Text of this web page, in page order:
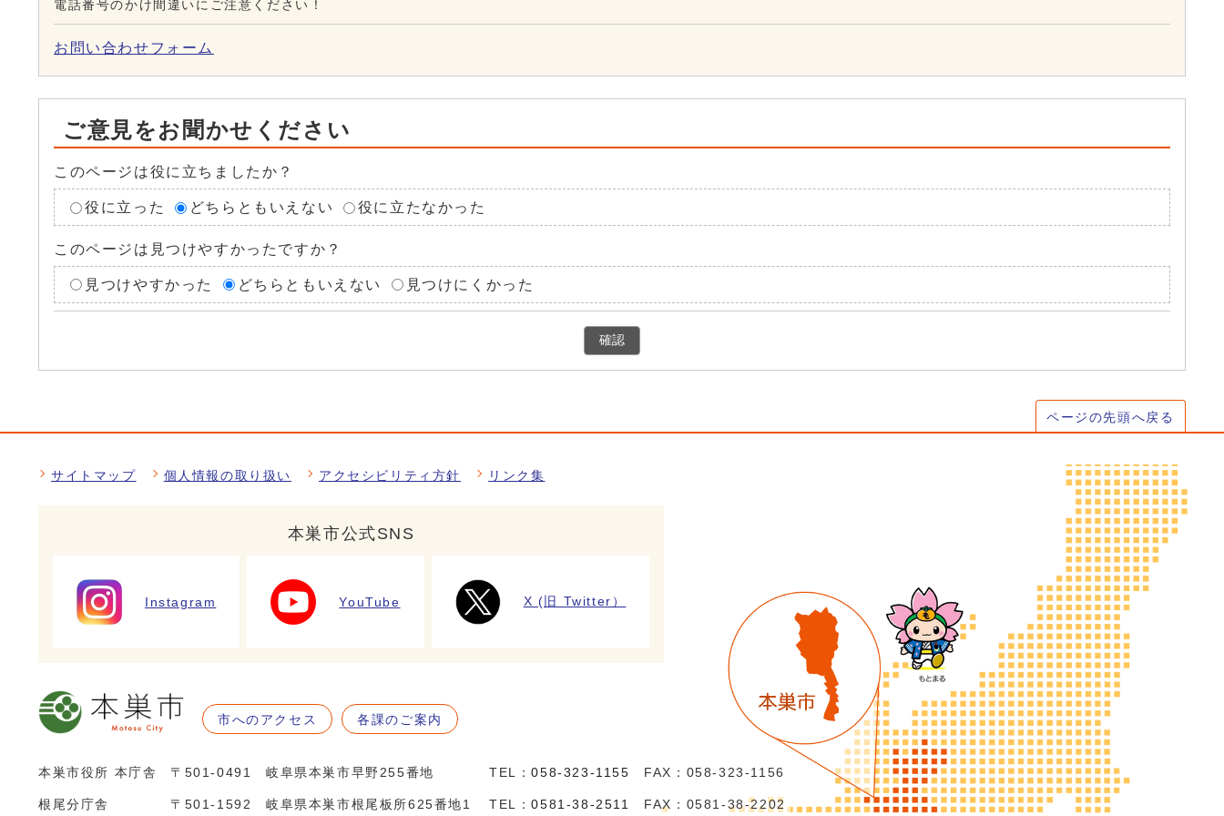
電話番号のかけ間違いにご注意ください！
お問い合わせフォーム
ご意見をお聞かせください
このページは役に立ちましたか？
役に立った どちらともいえない 役に立たなかった
このページは見つけやすかったですか？
見つけやすかった どちらともいえない 見つけにくかった
確認
ページの先頭へ戻る
サイトマップ 個人情報の取り扱い アクセシビリティ方針 リンク集
本巣市公式SNS
Instagram YouTube X (旧 Twitter）
市へのアクセス 各課のご案内
本巣市役所 本庁舎 〒501-0491 岐阜県本巣市早野255番地 TEL：058-323-1155 FAX：058-323-1156
根尾分庁舎 〒501-1592 岐阜県本巣市根尾板所625番地1 TEL：0581-38-2511 FAX：0581-38-2202